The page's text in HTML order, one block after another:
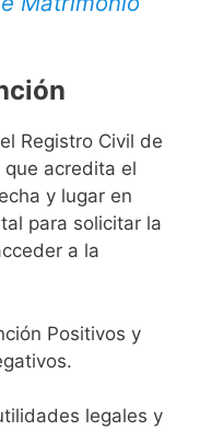
Registro Civil de
acredita el
y lugar en
para solicitar la
a la
Positivos y
legales y